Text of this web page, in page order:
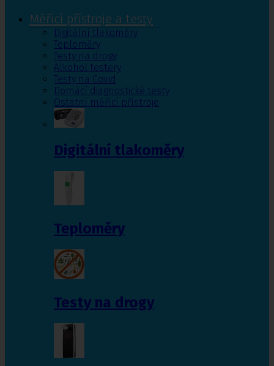
Měřící přístroje a testy
Digitální tlakoměry
Teploměry
Testy na drogy
Alkohol testery
Testy na Covid
Domácí diagnostické testy
Ostatní měřící přístroje
Digitální tlakoměry
Teploměry
Testy na drogy